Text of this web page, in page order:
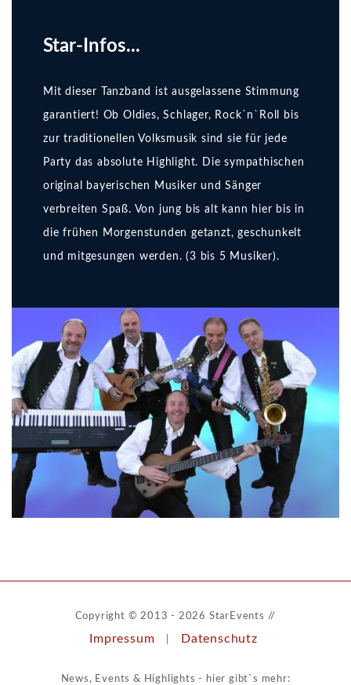
Star-Infos...
Mit dieser Tanzband ist ausgelassene Stimmung
garantiert! Ob Oldies, Schlager, Rock`n`Roll bis
zur traditionellen Volksmusik sind sie für jede
Party das absolute Highlight. Die sympathischen
original bayerischen Musiker und Sänger
verbreiten Spaß. Von jung bis alt kann hier bis in
die frühen Morgenstunden getanzt, geschunkelt
und mitgesungen werden. (3 bis 5 Musiker).
Copyright © 2013 - 2026 StarEvents //
Impressum Datenschutz
News, Events & Highlights - hier gibt`s mehr: